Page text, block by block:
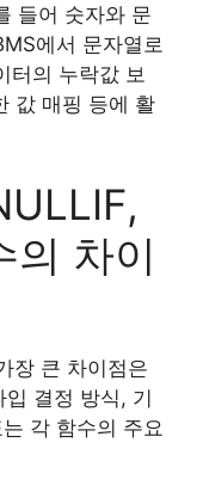
들어 숫자와 문
에서 문자열로
터의 누락값 보
값 매핑 등에 활
의 차이
장 큰 차이점은
결정 방식, 기
각 함수의 주요